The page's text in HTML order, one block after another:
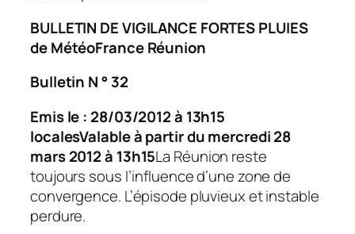
BULLETIN DE VIGILANCE FORTES PLUIES
de MétéoFrance Réunion
Bulletin N ° 32
Emis le : 28/03/2012 à 13h15
localesValable à partir du mercredi 28
mars 2012 à 13h15La Réunion reste
toujours sous l’influence d’une zone de
convergence. L’épisode pluvieux et instable
perdure.